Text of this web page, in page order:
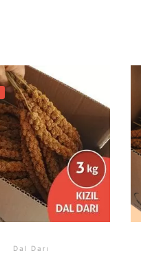
Dal Darı